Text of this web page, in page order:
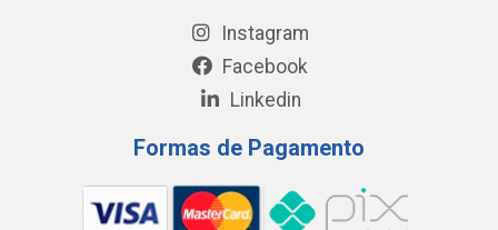
Instagram
Facebook
Linkedin
Formas de Pagamento